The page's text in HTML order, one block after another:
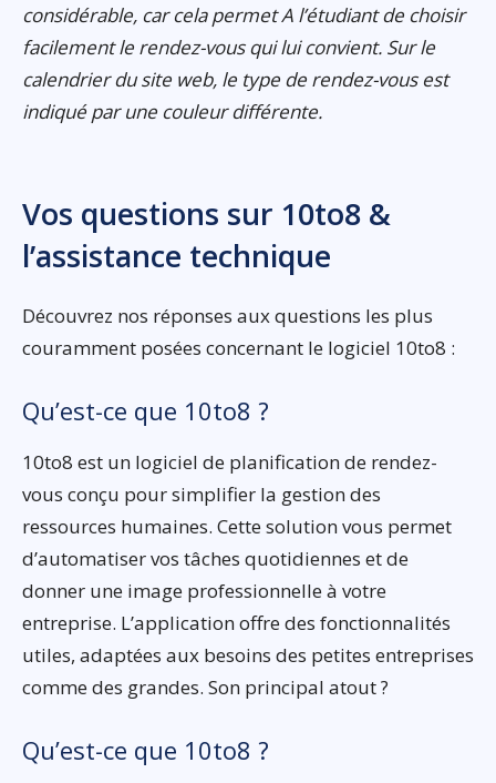
considérable, car cela permet A l’étudiant de choisir
facilement le rendez-vous qui lui convient. Sur le
calendrier du site web, le type de rendez-vous est
indiqué par une couleur différente.
Vos questions sur 10to8 &
l’assistance technique
Découvrez nos réponses aux questions les plus
couramment posées concernant le logiciel 10to8 :
Qu’est-ce que 10to8 ?
10to8 est un logiciel de planification de rendez-
vous conçu pour simplifier la gestion des
ressources humaines. Cette solution vous permet
d’automatiser vos tâches quotidiennes et de
donner une image professionnelle à votre
entreprise. L’application offre des fonctionnalités
utiles, adaptées aux besoins des petites entreprises
comme des grandes. Son principal atout ?
Qu’est-ce que 10to8 ?